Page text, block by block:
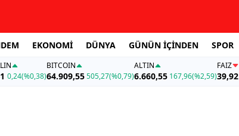
EKONOMİ DÜNYA GÜNÜN İÇİNDEN SPOR
0,24(%0,38)
BITCOIN
64.909,55505,27(%0,79)
ALTIN
6.660,55 167,96(%2,59)
FAİZ
39,92